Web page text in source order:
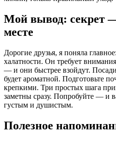
Мой вывод: секрет
месте
Дорогие друзья, я поняла
халатности. Он требует
— и они быстрее взойдут.
будет ароматной. Подготовьте
крепкими. Три простых шага
заметны сразу. Попробуйте — и
густым и душистым.
Полезное